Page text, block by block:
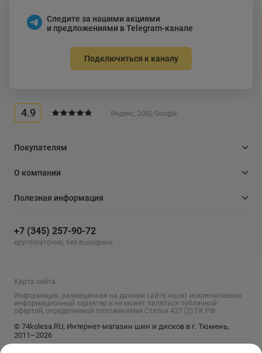
Следите за нашими акциями
и предложениями в Telegram-канале
Подключиться к каналу
4.9 Яндекс, 2GIS, Google
Покупателям
О компании
Полезная информация
+7 (345) 257-90-72
круглосуточно, без выходных
Карта сайта
Информация, размещенная на данном сайте, носит исключительно
информационный характер и не может являться публичной
офертой, определяемой положениями Статьи 437 (2) ГК РФ.
© 74kolesa.RU, Интернет-магазин шин и дисков в г. Тюмень,
2011–2026